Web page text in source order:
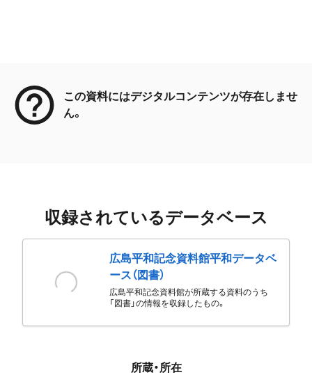
この資料にはデジタルコンテンツが存在しませ
ん。
収録されているデータベース
広島平和記念資料館平和データベ
ース（図書）
広島平和記念資料館が所蔵する資料のうち
「図書」の情報を収録したもの。
所蔵・所在